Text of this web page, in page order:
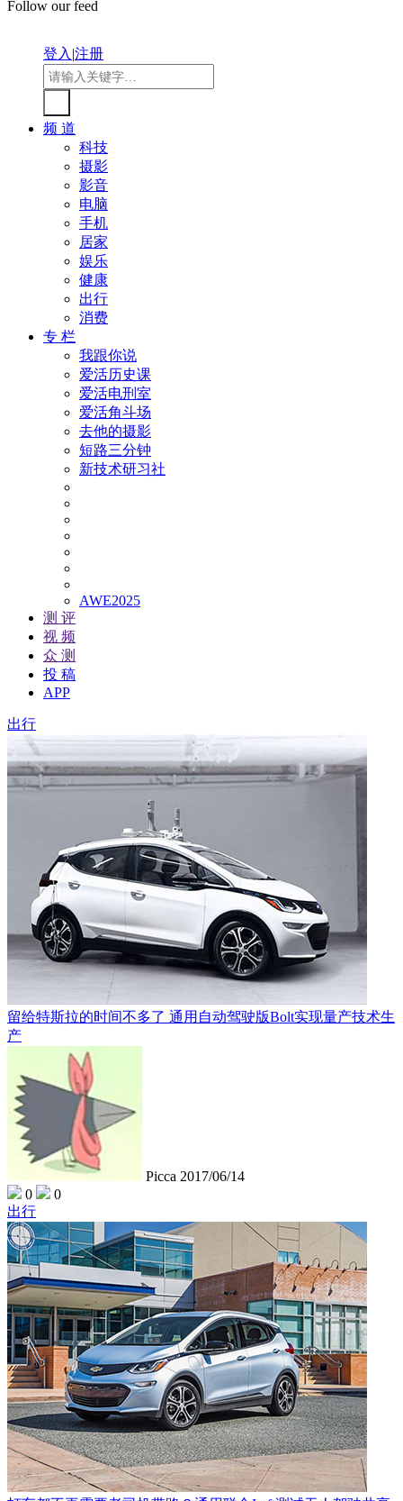
Follow our feed
登入|注册
频 道
科技
摄影
影音
电脑
手机
居家
娱乐
健康
出行
消费
专 栏
我跟你说
爱活历史课
爱活电刑室
爱活角斗场
去他的摄影
短路三分钟
新技术研习社
AWE2025
测 评
视 频
众 测
投 稿
APP
出行
留给特斯拉的时间不多了 通用自动驾驶版Bolt实现量产技术生
产
Picca 2017/06/14
0
0
出行